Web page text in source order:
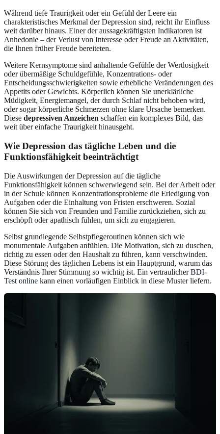
Während tiefe Traurigkeit oder ein Gefühl der Leere ein
charakteristisches Merkmal der Depression sind, reicht ihr Einfluss
weit darüber hinaus. Einer der aussagekräftigsten Indikatoren ist
Anhedonie – der Verlust von Interesse oder Freude an Aktivitäten,
die Ihnen früher Freude bereiteten.
Weitere Kernsymptome sind anhaltende Gefühle der Wertlosigkeit
oder übermäßige Schuldgefühle, Konzentrations- oder
Entscheidungsschwierigkeiten sowie erhebliche Veränderungen des
Appetits oder Gewichts. Körperlich können Sie unerklärliche
Müdigkeit, Energiemangel, der durch Schlaf nicht behoben wird,
oder sogar körperliche Schmerzen ohne klare Ursache bemerken.
Diese depressiven Anzeichen schaffen ein komplexes Bild, das
weit über einfache Traurigkeit hinausgeht.
Wie Depression das tägliche Leben und die
Funktionsfähigkeit beeinträchtigt
Die Auswirkungen der Depression auf die tägliche
Funktionsfähigkeit können schwerwiegend sein. Bei der Arbeit oder
in der Schule können Konzentrationsprobleme die Erledigung von
Aufgaben oder die Einhaltung von Fristen erschweren. Sozial
können Sie sich von Freunden und Familie zurückziehen, sich zu
erschöpft oder apathisch fühlen, um sich zu engagieren.
Selbst grundlegende Selbstpflegeroutinen können sich wie
monumentale Aufgaben anfühlen. Die Motivation, sich zu duschen,
richtig zu essen oder den Haushalt zu führen, kann verschwinden.
Diese Störung des täglichen Lebens ist ein Hauptgrund, warum das
Verständnis Ihrer Stimmung so wichtig ist. Ein vertraulicherBDI-
Test online kann einen vorläufigen Einblick in diese Muster liefern.